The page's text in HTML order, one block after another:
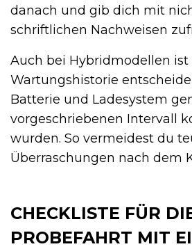
danach und gib dich mit
schriftlichen Nachweisen
Auch bei Hybridmodellen ist
Wartungshistorie
Batterie und Ladesystem
vorgeschriebenen Intervall
wurden. So vermeidest du
Überraschungen nach dem
CHECKLISTE FÜR
PROBEFAHRT MIT